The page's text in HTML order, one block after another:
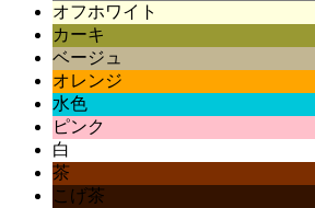
オフホワイト
カーキ
ベージュ
オレンジ
水色
ピンク
白
茶
こげ茶